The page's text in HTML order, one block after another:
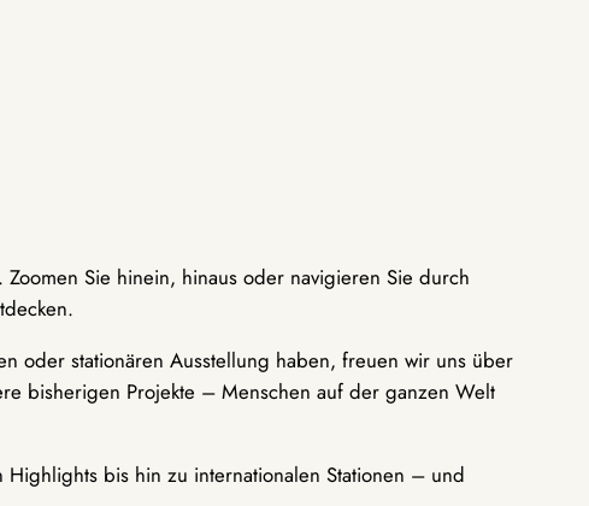
Sie hinein, hinaus oder navigieren Sie durch
oder stationären Ausstellung haben, freuen wir uns über
bisherigen Projekte – Menschen auf der ganzen Welt
bis hin zu internationalen Stationen – und